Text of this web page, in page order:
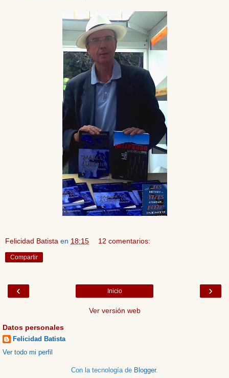
Felicidad Batista en 18:15 12 comentarios:
Compartir
‹ ›
Inicio
Ver versión web
Datos personales
Felicidad Batista
Ver todo mi perfil
Con la tecnología de Blogger.